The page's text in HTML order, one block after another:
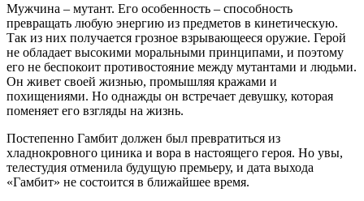
Мужчина – мутант. Его особенность – способность
превращать любую энергию из предметов в кинетическую.
Так из них получается грозное взрывающееся оружие. Герой
не обладает высокими моральными принципами, и поэтому
его не беспокоит противостояние между мутантами и людьми.
Он живет своей жизнью, промышляя кражами и
похищениями. Но однажды он встречает девушку, которая
поменяет его взгляды на жизнь.
Постепенно Гамбит должен был превратиться из
хладнокровного циника и вора в настоящего героя. Но увы,
телестудия отменила будущую премьеру, и дата выхода
«Гамбит» не состоится в ближайшее время.